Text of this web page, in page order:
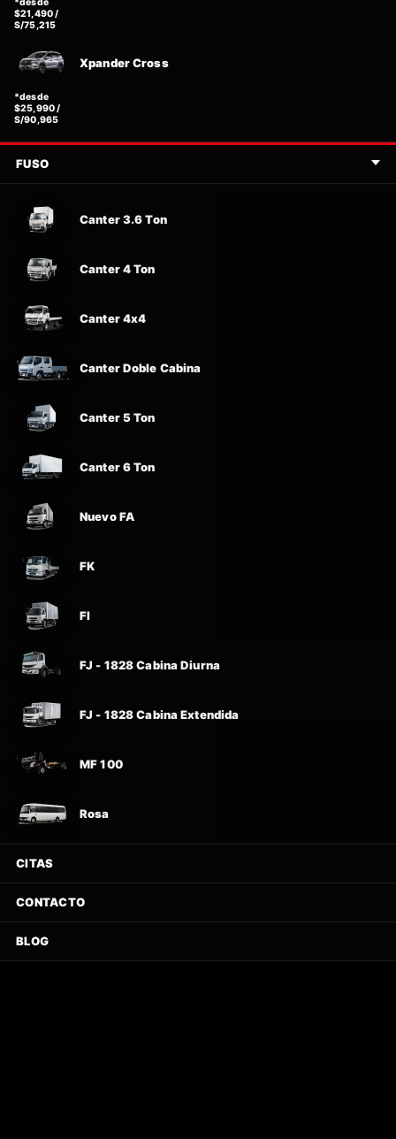
$21,490 /
S/75,215
Xpander Cross
*desde
$25,990 /
S/90,965
FUSO
Canter 3.6 Ton
Canter 4 Ton
Canter 4x4
Canter Doble Cabina
Canter 5 Ton
Canter 6 Ton
Nuevo FA
FK
FI
FJ - 1828 Cabina Diurna
FJ - 1828 Cabina Extendida
MF 100
Rosa
CITAS
CONTACTO
BLOG